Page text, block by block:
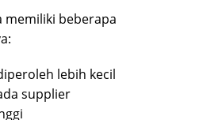
memiliki beberapa
lebih kecil
supplier